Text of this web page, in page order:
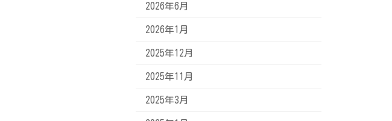
2026年6月
2026年1月
2025年12月
2025年11月
2025年3月